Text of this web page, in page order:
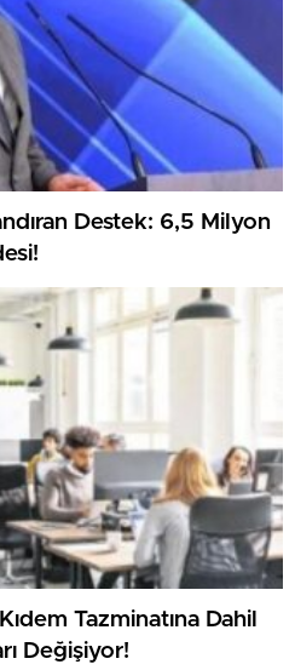
Destek: 6,5 Milyon
Tazminatına Dahil
Değişiyor!